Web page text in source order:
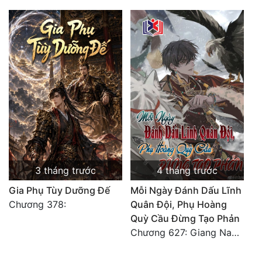
3 tháng trước
Gia Phụ Tùy Dưỡng Đế
Chương 378:
4 tháng trước
Mỗi Ngày Đánh Dấu Lĩnh
Quân Đội, Phụ Hoàng
Quỳ Cầu Đừng Tạo Phản
Chương 627: Giang Nam sáu châu càn khôn định